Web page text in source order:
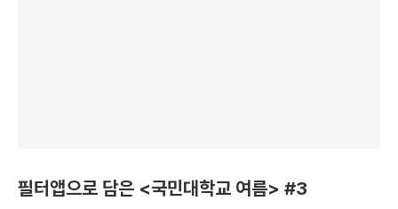
필터앱으로 담은 <국민대학교 여름> #3